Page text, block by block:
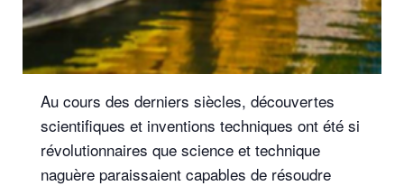
Au cours des derniers siècles, découvertes
scientifiques et inventions techniques ont été si
révolutionnaires que science et technique
naguère paraissaient capables de résoudre